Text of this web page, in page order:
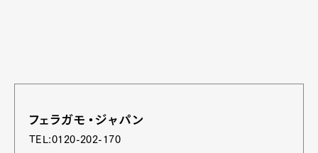
フェラガモ・ジャパン
TEL:0120-202-170